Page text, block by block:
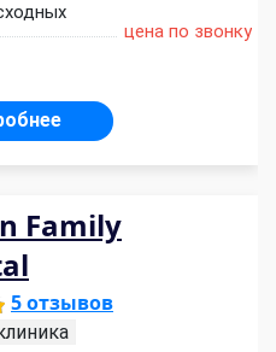
цена по звонку
Family
5 отзывов